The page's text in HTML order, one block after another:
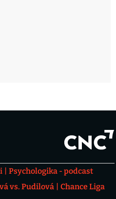
Psychologika - podcast
vs. Pudilová
Chance Liga